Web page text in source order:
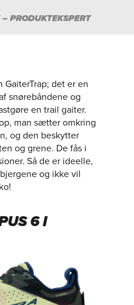
PRODUKTEKSPERT
GaiterTrap; det er en
snørebåndene og
en trail gaiter.
man sætter omkring
og den beskytter
og grene. De fås i
Så de er ideelle,
og ikke vil
6 I